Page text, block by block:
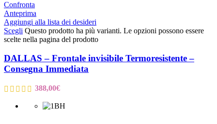
Confronta
Anteprima
Aggiungi alla lista dei desideri
Scegli Questo prodotto ha più varianti. Le opzioni possono essere
scelte nella pagina del prodotto
DALLAS – Frontale invisibile Termoresistente –
Consegna Immediata
388,00€